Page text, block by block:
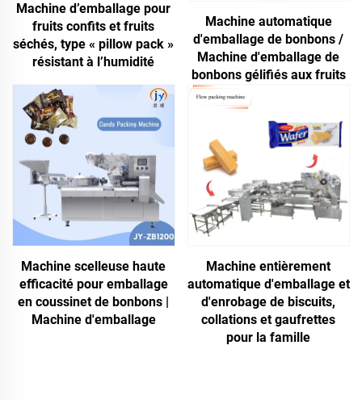
Machine d’emballage pour
fruits confits et fruits
séchés, type « pillow pack »
résistant à l’humidité
Machine automatique
d'emballage de bonbons /
Machine d'emballage de
bonbons gélifiés aux fruits
Machine scelleuse haute
efficacité pour emballage
en coussinet de bonbons |
Machine d'emballage
Machine entièrement
automatique d'emballage et
d'enrobage de biscuits,
collations et gaufrettes
pour la famille